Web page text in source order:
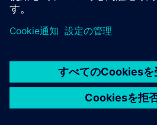
© Siemens2026
タル・ミレニアム著作権法 (DMCA)